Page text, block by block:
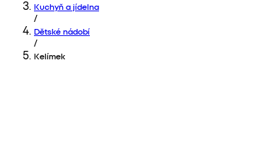
Kuchyň a jídelna
/
Dětské nádobí
/
Kelímek